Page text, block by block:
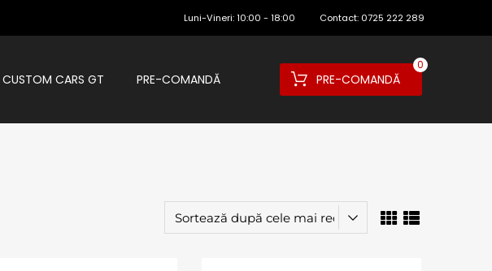
Luni-Vineri:10:00 - 18:00 Contact: 0725 222 289
PRE-COMANDĂ
0
CUSTOM CARS GT PRE-COMANDĂ